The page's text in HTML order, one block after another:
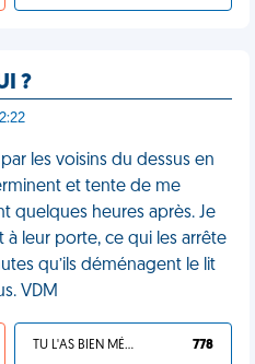
?
les voisins du dessus en
et tente de me
quelques heures après. Je
leur porte, ce qui les arrête
qu’ils déménagent le lit
VDM
TU L'AS BIEN MÉRITÉ 778